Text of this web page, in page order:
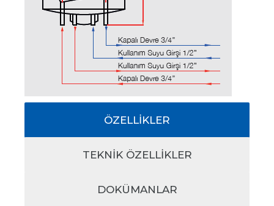
ÖZELLİKLER
TEKNİK ÖZELLIKLER
DOKÜMANLAR